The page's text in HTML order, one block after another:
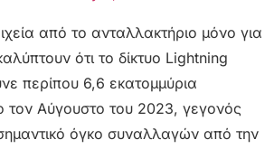
από το ανταλλακτήριο μόνο για
ότι το δίκτυο Lightning
περίπου 6,6 εκατομμύρια
τον Αύγουστο του 2023, γεγονός
όγκο συναλλαγών από την